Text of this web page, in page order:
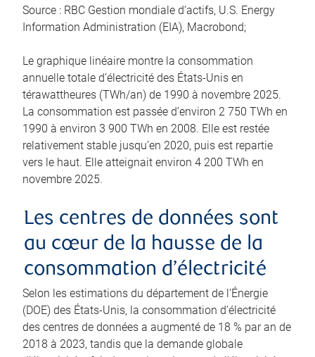
Source : RBC Gestion mondiale d’actifs, U.S. Energy
Information Administration (EIA), Macrobond;
Le graphique linéaire montre la consommation
annuelle totale d’électricité des États-Unis en
térawattheures (TWh/an) de 1990 à novembre 2025.
La consommation est passée d’environ 2 750 TWh en
1990 à environ 3 900 TWh en 2008. Elle est restée
relativement stable jusqu’en 2020, puis est repartie
vers le haut. Elle atteignait environ 4 200 TWh en
novembre 2025.
Les centres de données sont
au cœur de la hausse de la
consommation d’électricité
Selon les estimations du département de l’Énergie
(DOE) des États-Unis, la consommation d’électricité
des centres de données a augmenté de 18 % par an de
2018 à 2023, tandis que la demande globale